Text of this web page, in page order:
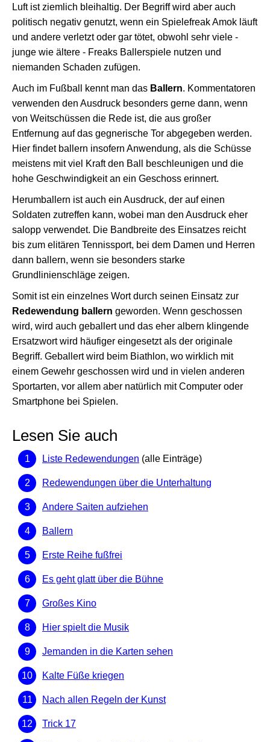
Luft ist ziemlich bleihaltig. Der Begriff wird aber auch
politisch negativ genutzt, wenn ein Spielefreak Amok läuft
und andere verletzt oder gar tötet, obwohl sehr viele -
junge wie ältere - Freaks Ballerspiele nutzen und
niemanden Schaden zufügen.
Auch im Fußball kennt man das Ballern. Kommentatoren
verwenden den Ausdruck besonders gerne dann, wenn
von Weitschüssen die Rede ist, die aus großer
Entfernung auf das gegnerische Tor abgegeben werden.
Hier findet ballern insofern Anwendung, als die Schüsse
meistens mit viel Kraft den Ball beschleunigen und die
hohe Geschwindigkeit an ein Geschoss erinnert.
Herumballern ist auch ein Ausdruck, der auf einen
Soldaten zutreffen kann, wobei man den Ausdruck eher
salopp verwendet. Die Bandbreite des Einsatzes reicht
bis zum elitären Tennissport, bei dem Damen und Herren
dann ballern, wenn sie besonders starke
Grundlinienschläge zeigen.
Somit ist ein einzelnes Wort durch seinen Einsatz zur
Redewendung ballern geworden. Wenn geschossen
wird, wird auch geballert und das eher albern klingende
Ersatzwort wird häufiger eingesetzt als der originale
Begriff. Geballert wird beim Biathlon, wo wirklich mit
einem Gewehr geschossen wird und in vielen anderen
Sportarten, vor allem aber natürlich mit Computer oder
Smartphone bei Spielen.
Lesen Sie auch
Liste Redewendungen (alle Einträge)
Redewendungen über die Unterhaltung
Andere Saiten aufziehen
Ballern
Erste Reihe fußfrei
Es geht glatt über die Bühne
Großes Kino
Hier spielt die Musik
Jemanden in die Karten sehen
Kalte Füße kriegen
Nach allen Regeln der Kunst
Trick 17